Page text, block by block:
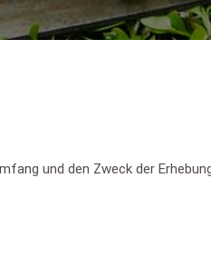
und den Zweck der